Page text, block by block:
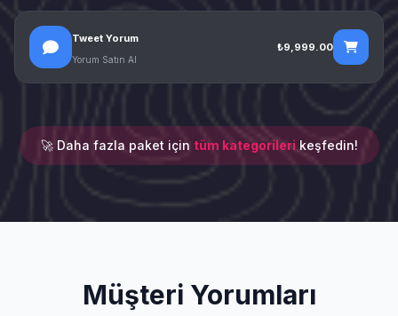
Tweet Yorum
Yorum Satın Al
₺9,999.00
🚀 Daha fazla paket için tüm kategorilerikeşfedin!
Müşteri Yorumları